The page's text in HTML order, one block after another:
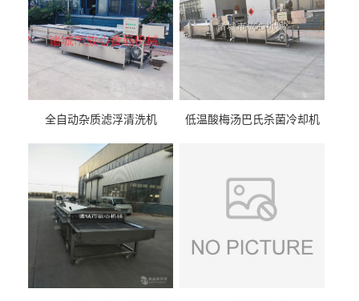
全自动杂质滤浮清洗机 低温酸梅汤巴氏杀菌冷却机